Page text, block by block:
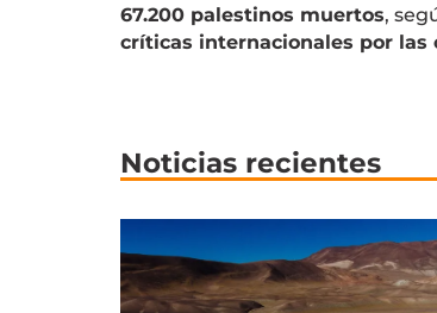
67.200 palestinos muertos,
críticas internacionales por las
Noticias recientes